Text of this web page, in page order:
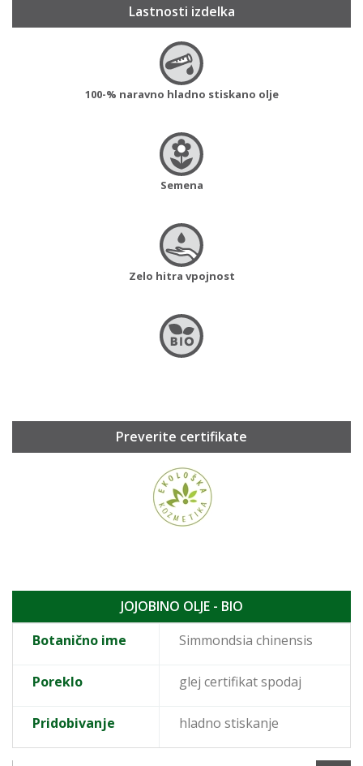
Lastnosti izdelka
100-% naravno hladno stiskano olje
Semena
Zelo hitra vpojnost
Preverite certifikate
JOJOBINO OLJE - BIO
Botanično ime
Simmondsia chinensis
Poreklo glej certifikat spodaj
Pridobivanje hladno stiskanje